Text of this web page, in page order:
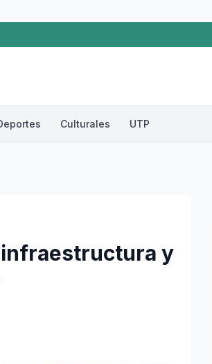
Culturales UTP
y